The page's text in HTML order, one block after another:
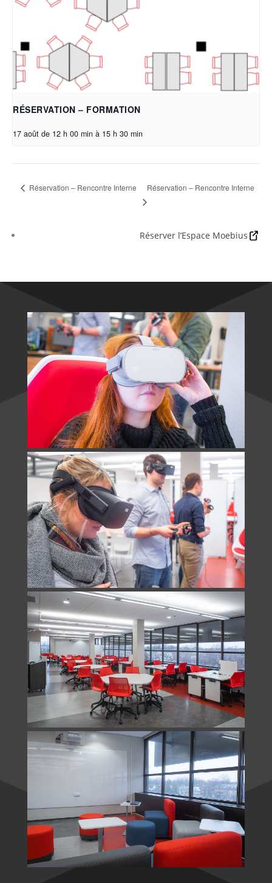
RÉSERVATION – FORMATION
17 août de 12 h 00 min à 15 h 30 min
Réservation – Rencontre Interne Réservation – Rencontre Interne
Réserver l’Espace Moebius